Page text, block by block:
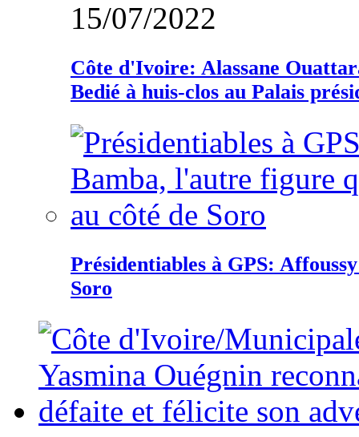
15/07/2022
Côte d'Ivoire: Alassane
Bedié à huis-clos au Palais
Présidentiables à GPS:
Soro